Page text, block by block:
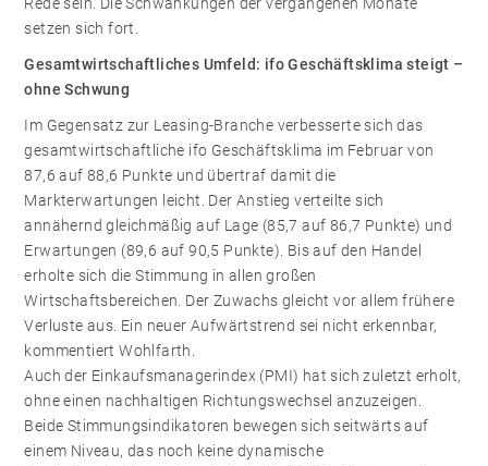
setzen sich fort.
Gesamtwirtschaftliches Umfeld: ifo Geschäftsklima steigt –
ohne Schwung
Im Gegensatz zur Leasing-Branche verbesserte sich das
gesamtwirtschaftliche ifo Geschäftsklima im Februar von
87,6 auf 88,6 Punkte und übertraf damit die
Markterwartungen leicht. Der Anstieg verteilte sich
annähernd gleichmäßig auf Lage (85,7 auf 86,7 Punkte) und
Erwartungen (89,6 auf 90,5 Punkte). Bis auf den Handel
erholte sich die Stimmung in allen großen
Wirtschaftsbereichen. Der Zuwachs gleicht vor allem frühere
Verluste aus. Ein neuer Aufwärtstrend sei nicht erkennbar,
kommentiert Wohlfarth.
Auch der Einkaufsmanagerindex (PMI) hat sich zuletzt erholt,
ohne einen nachhaltigen Richtungswechsel anzuzeigen.
Beide Stimmungsindikatoren bewegen sich seitwärts auf
einem Niveau, das noch keine dynamische